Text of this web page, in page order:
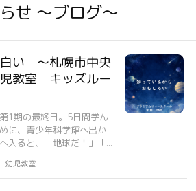
せ 〜ブログ〜
い 〜札幌市中央
教室 キッズルー
1期の最終日。5日間学ん
に、青少年科学館へ出か
入ると、「地球だ！」「...
幼児教室